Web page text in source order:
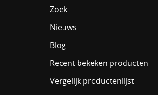
Zoek
Nieuws
Blog
Recent bekeken producten
Vergelijk productenlijst